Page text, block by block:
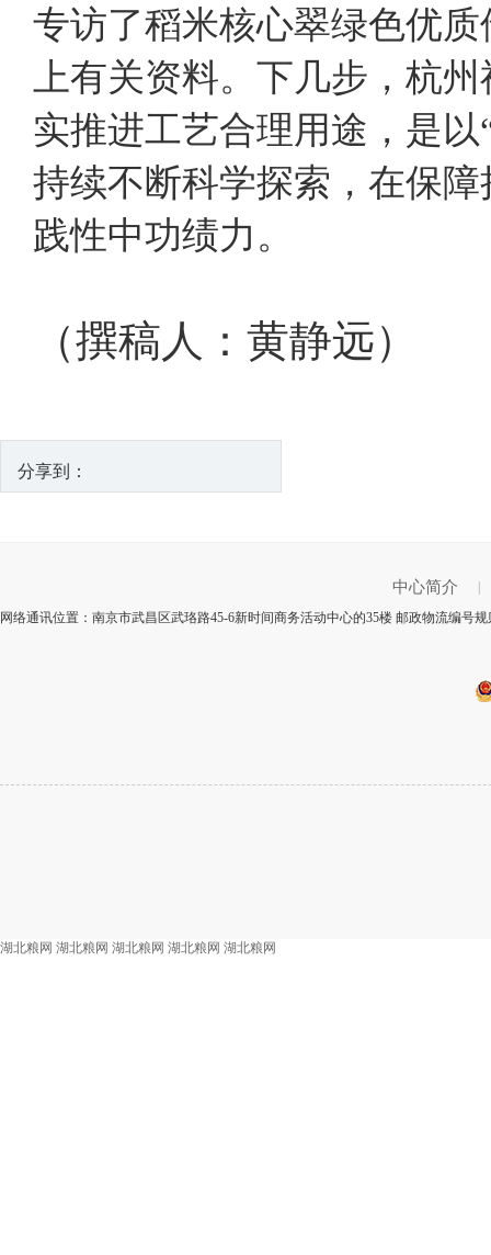
专访了稻米核心翠绿色优
上有关资料。下几步，杭
实推进工艺合理用途，是
持续不断科学探索，在保
践性中功绩力。
（撰稿人：黄静远）
分享到：
中心简介
网络通讯位置：南京市武昌区武珞路45-6新时间商务活动中心的35楼 邮政物流编号
湖北粮网 湖北粮网 湖北粮网 湖北粮网 湖北粮网